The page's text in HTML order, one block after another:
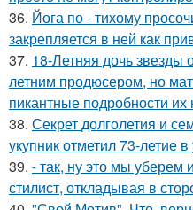
36. Йога по - тихому
закрепляется в ней как
37. 18-Летняя дочь звезды
летним продюсером, но
пикантные подробности их
38. Секрет долголетия и
укупник отметил 73-летие в
39. - так, ну это мы уберем
стилист, откладывая в